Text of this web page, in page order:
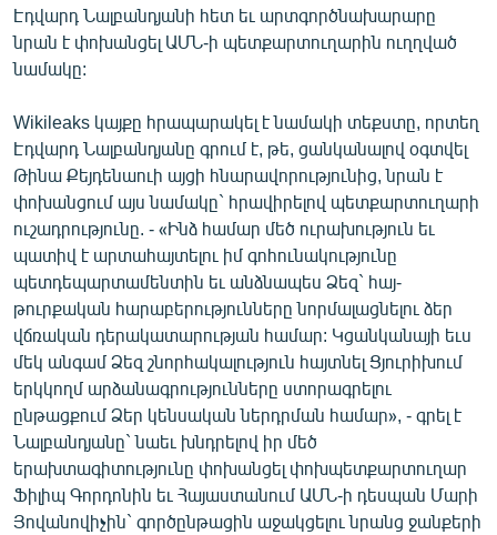
ՀԵՏԵՎԵՔ ՄԵԶ
«Ազատության» բոլոր կայքերը
Էդվարդ Նալբանդյանի հետ եւ արտգործնախարարը
նրան է փոխանցել ԱՄՆ-ի պետքարտուղարին ուղղված
նամակը:
Wikileaks կայքը հրապարակել է նամակի տեքստը, որտեղ
Էդվարդ Նալբանդյանը գրում է, թե, ցանկանալով օգտվել
Թինա Քեյդենաուի այցի հնարավորությունից, նրան է
փոխանցում այս նամակը` հրավիրելով պետքարտուղարի
ուշադրությունը. - «Ինձ համար մեծ ուրախություն եւ
պատիվ է արտահայտելու իմ գոհունակությունը
պետդեպարտամենտին եւ անձնապես Ձեզ` հայ-
թուրքական հարաբերությունները նորմալացնելու ձեր
վճռական դերակատարության համար: Կցանկանայի եւս
մեկ անգամ Ձեզ շնորհակալություն հայտնել Ցյուրիխում
երկկողմ արձանագրությունները ստորագրելու
ընթացքում Ձեր կենսական ներդրման համար», - գրել է
Նալբանդյանը` նաեւ խնդրելով իր մեծ
երախտագիտությունը փոխանցել փոխպետքարտուղար
Ֆիլիպ Գորդոնին եւ Հայաստանում ԱՄՆ-ի դեսպան Մարի
Յովանովիչին` գործընթացին աջակցելու նրանց ջանքերի